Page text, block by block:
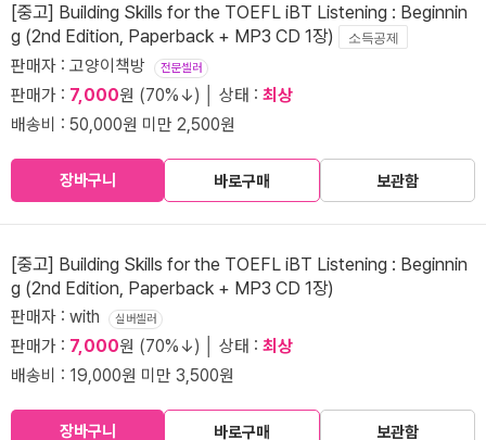
[중고] Building Skills for the TOEFL iBT Listening : Beginnin
g (2nd Edition, Paperback + MP3 CD 1장)
소득공제
판매자 : 고양이책방 전문셀러
판매가 : 7,000원 (70%↓) │ 상태 : 최상
배송비 : 50,000원 미만 2,500원
장바구니 바로구매 보관함
[중고] Building Skills for the TOEFL iBT Listening : Beginnin
g (2nd Edition, Paperback + MP3 CD 1장)
판매자 : with 실버셀러
판매가 : 7,000원 (70%↓) │ 상태 : 최상
배송비 : 19,000원 미만 3,500원
장바구니 바로구매 보관함